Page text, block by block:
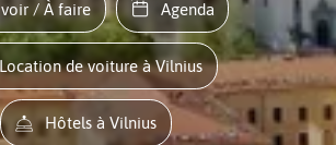
À voir / À faire Agenda
Location de voiture à Vilnius
Hôtels à Vilnius